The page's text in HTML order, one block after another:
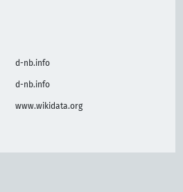
d-nb.info
d-nb.info
www.wikidata.org